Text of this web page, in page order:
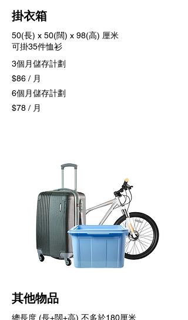
掛衣箱
50(長) x 50(闊) x 98(高) 厘米
可掛35件恤衫
3個月儲存計劃
$86 / 月
6個月儲存計劃
$78 / 月
其他物品
總長度 (長+闊+高) 不多於180厘米